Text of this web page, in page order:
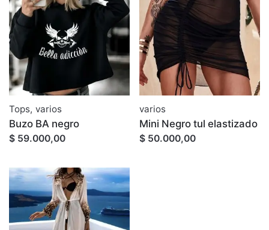
Tops, varios
Buzo BA negro
$ 59.000,00
varios
Mini Negro tul elastizado
$ 50.000,00